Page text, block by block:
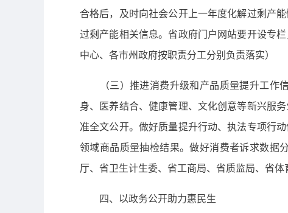
合格后，及时向社会公开上一年度化解过剩产
过剩产能相关信息。省政府门户网站要开设专
中心、各市州政府按职责分工分别负责落实）
（三）推进消费升级和产品质量提升工作信
身、医养结合、健康管理、文化创意等新兴服
准全文公开。做好质量提升行动、执法专项行
领域商品质量抽检结果。做好消费者诉求数据
厅、省卫生计生委、省工商局、省质监局、省
四、以政务公开助力惠民生